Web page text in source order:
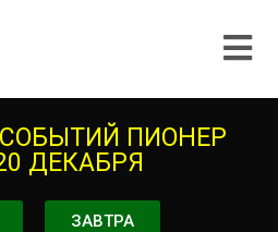
ПИОНЕР
ДЕКАБРЯ
ЗАВТРА